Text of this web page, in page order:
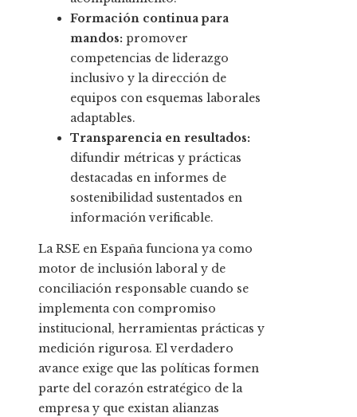
Formación continua para
mandos: promover
competencias de liderazgo
inclusivo y la dirección de
equipos con esquemas laborales
adaptables.
Transparencia en resultados:
difundir métricas y prácticas
destacadas en informes de
sostenibilidad sustentados en
información verificable.
La RSE en España funciona ya como
motor de inclusión laboral y de
conciliación responsable cuando se
implementa con compromiso
institucional, herramientas prácticas y
medición rigurosa. El verdadero
avance exige que las políticas formen
parte del corazón estratégico de la
empresa y que existan alianzas